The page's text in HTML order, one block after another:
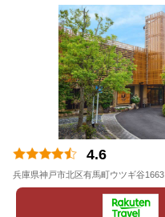
4.6
兵庫県神戸市北区有馬町ウツギ谷1663